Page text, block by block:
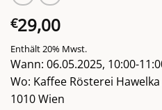
€29,00
Enthält 20% Mwst.
Wann: 06.05.2025, 10:00-
Wo: Kaffee Rösterei
1010 Wien